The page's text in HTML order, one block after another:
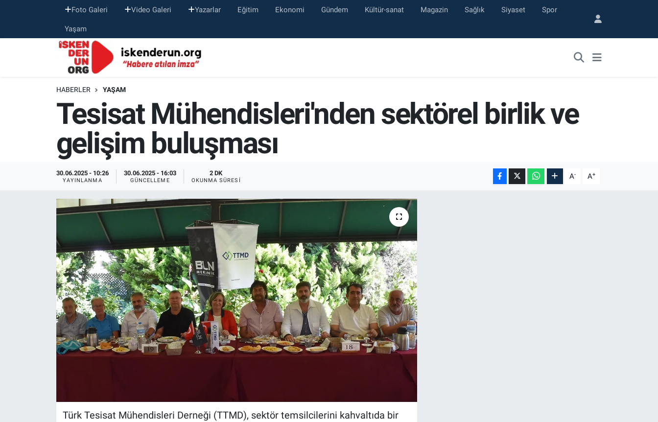
Foto Galeri Video Galeri Yazarlar Eğitim Ekonomi Gündem Kültür-sanat Magazin Sağlık Siyaset Spor
Yaşam
HABERLER YAŞAM
Tesisat Mühendisleri'nden sektörel birlik ve
gelişim buluşması
30.06.2025 - 10:26
YAYINLANMA
30.06.2025 - 16:03
GÜNCELLEME
2 DK
OKUNMA SÜRESI A- A+
Türk Tesisat Mühendisleri Derneği (TTMD), sektör temsilcilerini kahvaltıda bir